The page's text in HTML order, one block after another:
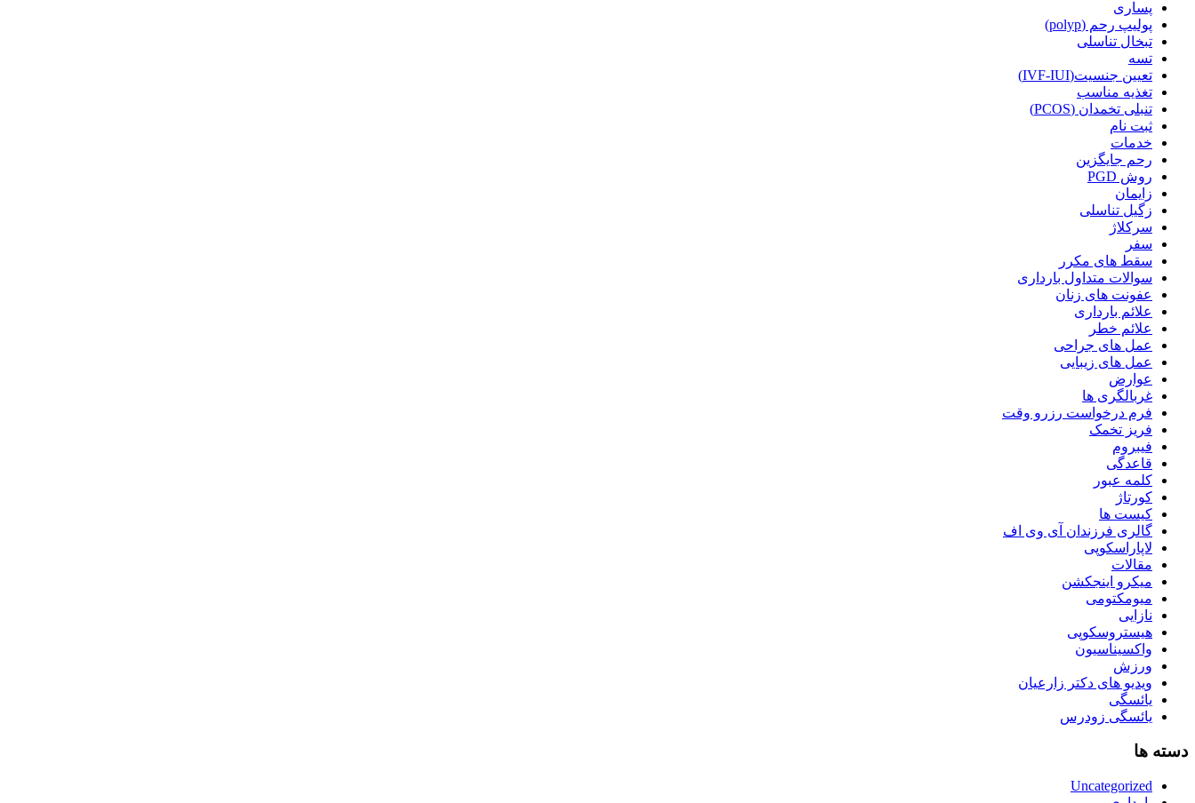
پساری
پولیپ رحم (polyp)
تبخال تناسلی
تسه
تعیین جنسیت(IVF-IUI)
تغذیه مناسب
تنبلی تخمدان (PCOS)
ثبت نام
خدمات
رحم جایگزین
روش PGD
زایمان
زگیل تناسلی
سرکلاژ
سفر
سقط های مکرر
سوالات متداول بارداری
عفونت های زنان
علائم بارداری
علائم خطر
عمل های جراحی
عمل های زیبایی
عوارض
غربالگری ها
فرم درخواست رزرو وقت
فریز تخمک
فیبروم
قاعدگی
کلمه عبور
کورتاژ
کیست ها
گالری فرزندان آی وی اف
لاپاراسکوپی
مقالات
میکرو اینجکشن
میومکتومی
نازایی
هیستروسکوپی
واکسیناسیون
ورزش
ویدیو های دکتر زارعیان
یائسگی
یائسگی زودرس
دسته ها
Uncategorized